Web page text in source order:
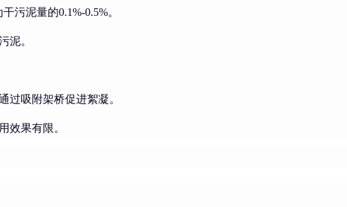
污泥量的0.1%-0.5%。
泥。
过吸附架桥促进絮凝。
效果有限。